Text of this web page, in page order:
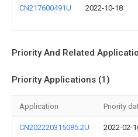
CN217600491U 2022-10-18
Priority And Related
Priority Applications (1)
Application Priority
CN202220315085.2U 2022-02-